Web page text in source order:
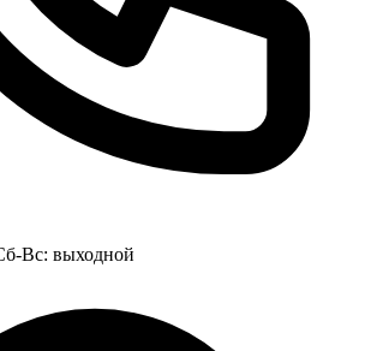
Вс: выходной